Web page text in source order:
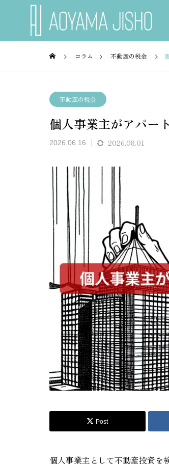
NEWS
お知らせ
派遣社員でも住宅ローンを組
める金融機関はある？審査の
ポイントを解説
コラム 不動産の税金
不動産の税金
個人事業主がアパー
2026.06.16 2026.08.01
Post
個人事業主として不動産投資を